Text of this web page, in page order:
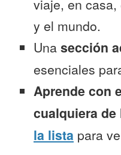
viaje, en
y el mundo.
Una sección
esenciales
Aprende con
cualquiera
la lista para